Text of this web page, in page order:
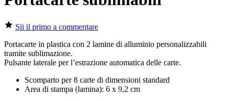
Sii il primo a commentare
Portacarte in plastica con 2 lamine di alluminio personalizzabili
tramite sublimazione.
Pulsante laterale per l’estrazione automatica delle carte.
Scomparto per 8 carte di dimensioni standard
Area di stampa (lamina): 6 x 9,2 cm